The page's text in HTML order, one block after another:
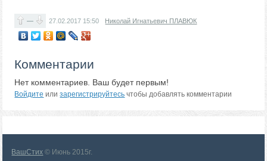
— 27.02.2017 15:50 Николай Игнатьевич ПЛАВЮК
Комментарии
Нет комментариев. Ваш будет первым!
Войдите илизарегистрируйтесь чтобы добавлять комментарии
ВашСтих © Июнь 2015г.